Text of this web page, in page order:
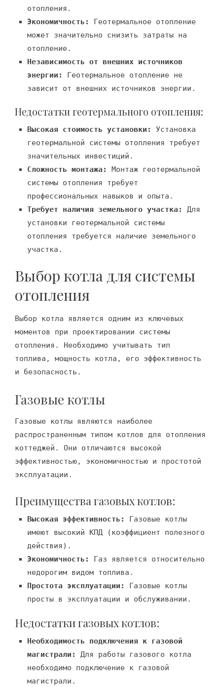
отопления.
Экономичность:
Геотермальное отопление
может значительно снизить затраты на
отопление.
Независимость от внешних источников
энергии:
Геотермальное отопление не
зависит от внешних источников энергии.
Недостатки геотермального отопления:
Высокая стоимость установки:
Установка
геотермальной системы отопления требует
значительных инвестиций.
Сложность монтажа:
Монтаж геотермальной
системы отопления требует
профессиональных навыков и опыта.
Требует наличия земельного участка:
Для
установки геотермальной системы
отопления требуется наличие земельного
участка.
Выбор котла для системы
отопления
Выбор котла является одним из ключевых
моментов при проектировании системы
отопления. Необходимо учитывать тип
топлива, мощность котла, его эффективность
и безопасность.
Газовые котлы
Газовые котлы являются наиболее
распространенным типом котлов для отопления
коттеджей. Они отличаются высокой
эффективностью, экономичностью и простотой
эксплуатации.
Преимущества газовых котлов:
Высокая эффективность:
Газовые котлы
имеют высокий КПД (коэффициент полезного
действия).
Экономичность:
Газ является относительно
недорогим видом топлива.
Простота эксплуатации:
Газовые котлы
просты в эксплуатации и обслуживании.
Недостатки газовых котлов:
Необходимость подключения к газовой
магистрали:
Для работы газового котла
необходимо подключение к газовой
магистрали.